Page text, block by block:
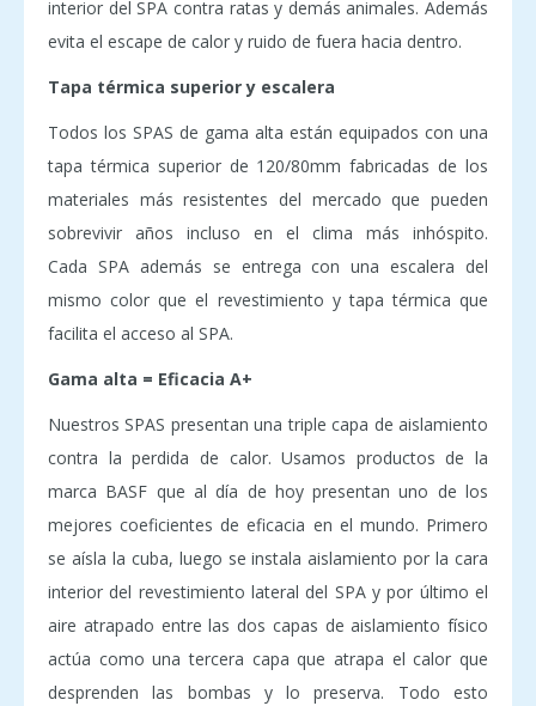
interior del SPA contra ratas y demás animales. Además
evita el escape de calor y ruido de fuera hacia dentro.
Tapa térmica superior y escalera
Todos los SPAS de gama alta están equipados con una
tapa térmica superior de 120/80mm fabricadas de los
materiales más resistentes del mercado que pueden
sobrevivir años incluso en el clima más inhóspito.
Cada SPA además se entrega con una escalera del
mismo color que el revestimiento y tapa térmica que
facilita el acceso al SPA.
Gama alta = Eficacia A+
Nuestros SPAS presentan una triple capa de aislamiento
contra la perdida de calor. Usamos productos de la
marca BASF que al día de hoy presentan uno de los
mejores coeficientes de eficacia en el mundo. Primero
se aísla la cuba, luego se instala aislamiento por la cara
interior del revestimiento lateral del SPA y por último el
aire atrapado entre las dos capas de aislamiento físico
actúa como una tercera capa que atrapa el calor que
desprenden las bombas y lo preserva. Todo esto